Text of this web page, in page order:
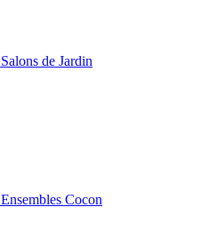
Salons de Jardin
Ensembles Cocon